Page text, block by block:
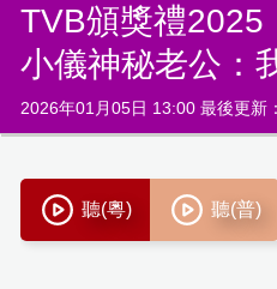
TVB頒獎禮2025
小儀神秘老公：
2026年01月05日 13:00 最後更新